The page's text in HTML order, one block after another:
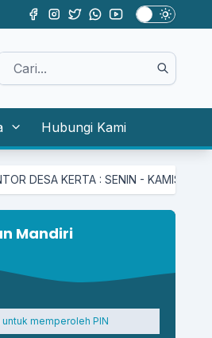
Hubungi Kami
KERTA : SENIN - KAMIS PUKUL
Mandiri
memperoleh PIN